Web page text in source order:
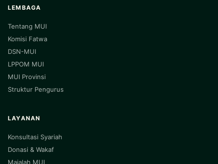
LEMBAGA
Tentang MUI
Komisi Fatwa
DSN-MUI
LPPOM MUI
MUI Provinsi
Struktur Pengurus
LAYANAN
Konsultasi Syariah
Donasi & Wakaf
Majalah MUI